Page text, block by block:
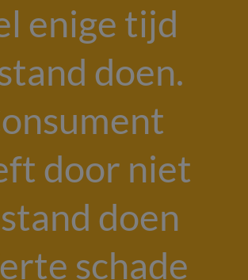
enige tijd
doen.
door niet
doen
schade